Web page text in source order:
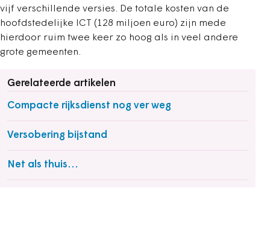
vijf verschillende versies. De totale kosten van de
hoofdstedelijke ICT (128 miljoen euro) zijn mede
hierdoor ruim twee keer zo hoog als in veel andere
grote gemeenten.
Gerelateerde artikelen
Compacte rijksdienst nog ver weg
Versobering bijstand
Net als thuis...